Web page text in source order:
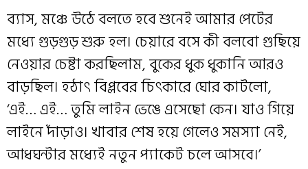
ব্যাস, মঞ্চে উঠে বলতে হবে শুনেই আমার পেটের
মধ্যে গুড়গুড় শুরু হল। চেয়ারে বসে কী বলবো গুছিয়ে
নেওয়ার চেষ্টা করছিলাম, বুকের ধুক ধুকানি আরও
বাড়ছিল। হঠাৎ বিপ্লবের চিৎকারে ঘোর কাটলো,
‘এই… এই… তুমি লাইন ভেঙে এসেছো কেন। যাও গিয়ে
লাইনে দাঁড়াও। খাবার শেষ হয়ে গেলেও সমস্যা নেই,
আধঘন্টার মধ্যেই নতুন প্যাকেট চলে আসবে।’